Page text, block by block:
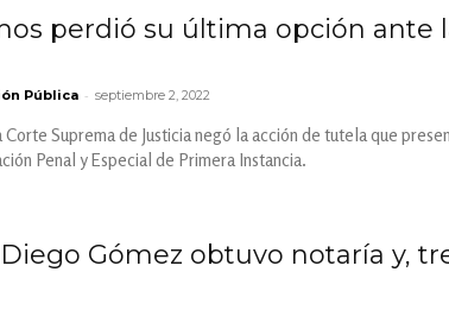
perdió su última opción ante
Pública - septiembre 2, 2022
Corte Suprema de Justicia negó la acción de tutela que
Penal y Especial de Primera Instancia.
Gómez obtuvo notaría y,